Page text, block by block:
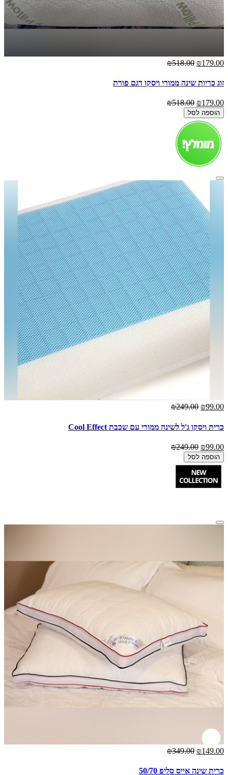
₪179.00
₪518.00
זוג כריות שינה ממורי ויסקו דגם פורת
₪179.00
₪518.00
הוספה לסל
₪99.00
₪249.00
כרית ויסקו ג'ל לשינה ממורי עם שכבת Cool Effect
₪99.00
₪249.00
הוספה לסל
₪149.00
₪349.00
כרית שינה אייס סליפ 50/70